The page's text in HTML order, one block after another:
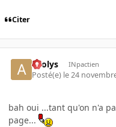
Citer
aeolys INpactien
Posté(e) le 24
bah oui ...tant qu'on n'a
page...